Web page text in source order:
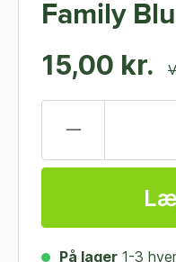
Family
15,00 kr.
På lager 1-3